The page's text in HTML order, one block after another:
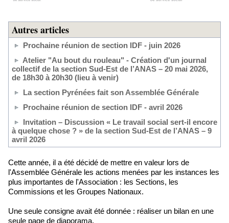
Autres articles
Prochaine réunion de section IDF - juin 2026
Atelier "Au bout du rouleau" - Création d'un journal
collectif de la section Sud-Est de l’ANAS – 20 mai 2026,
de 18h30 à 20h30 (lieu à venir)
La section Pyrénées fait son Assemblée Générale
Prochaine réunion de section IDF - avril 2026
Invitation – Discussion « Le travail social sert-il encore
à quelque chose ? » de la section Sud-Est de l’ANAS – 9
avril 2026
Cette année, il a été décidé de mettre en valeur lors de
l'Assemblée Générale les actions menées par les instances les
plus importantes de l'Association : les Sections, les
Commissions et les Groupes Nationaux.
Une seule consigne avait été donnée : réaliser un bilan en une
seule page de diaporama.